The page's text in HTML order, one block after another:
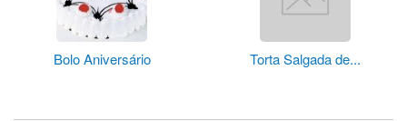
Bolo Aniversário Torta Salgada de...